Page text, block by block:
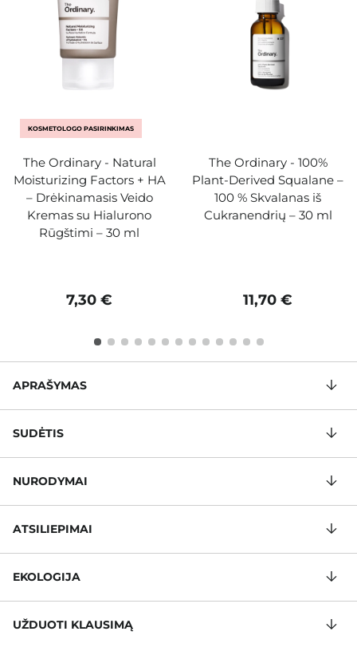
KOSMETOLOGO PASIRINKIMAS
The Ordinary - Natural
Moisturizing Factors + HA
– Drėkinamasis Veido
Kremas su Hialurono
Rūgštimi – 30 ml
7,30 €
The Ordinary - 100%
Plant-Derived Squalane –
100 % Skvalanas iš
Cukranendrių – 30 ml
11,70 €
APRAŠYMAS
SUDĖTIS
NURODYMAI
ATSILIEPIMAI
EKOLOGIJA
UŽDUOTI KLAUSIMĄ